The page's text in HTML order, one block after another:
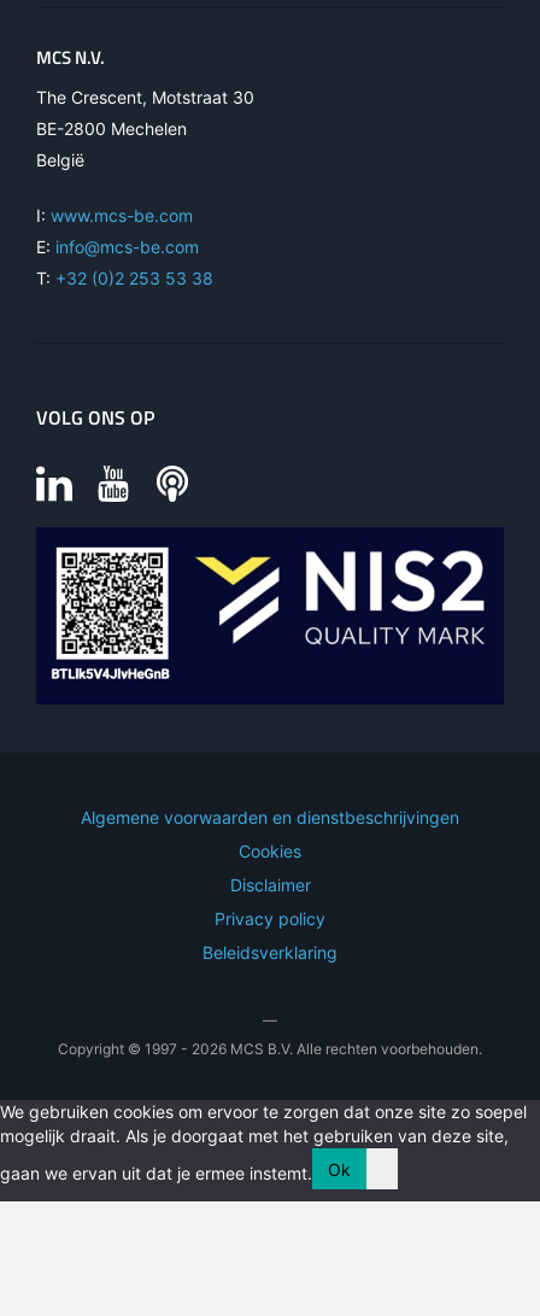
MCS N.V.
The Crescent, Motstraat 30
BE-2800 Mechelen
België
I: www.mcs-be.com
E: info@mcs-be.com
T: +32 (0)2 253 53 38
VOLG ONS OP
Algemene voorwaarden en dienstbeschrijvingen
Cookies
Disclaimer
Privacy policy
Beleidsverklaring
—
Copyright © 1997 - 2026 MCS B.V. Alle rechten voorbehouden.
We gebruiken cookies om ervoor te zorgen dat onze site zo soepel
mogelijk draait. Als je doorgaat met het gebruiken van deze site,
gaan we ervan uit dat je ermee instemt.
Ok